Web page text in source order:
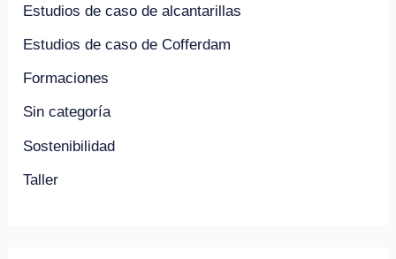
Estudios de caso de alcantarillas
Estudios de caso de Cofferdam
Formaciones
Sin categoría
Sostenibilidad
Taller